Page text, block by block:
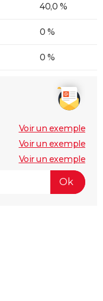
40,0 %
0 %
0 %
Voir un exemple
Voir un exemple
Voir un exemple